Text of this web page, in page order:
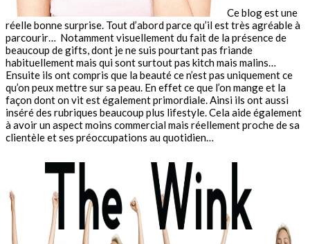
Ce blog est une
réelle bonne surprise. Tout d’abord parce qu’il est très agréable à
parcourir… Notamment visuellement du fait de la présence de
beaucoup de gifts, dont je ne suis pourtant pas friande
habituellement mais qui sont surtout pas kitch mais malins…
Ensuite ils ont compris que la beauté ce n’est pas uniquement ce
qu’on peux mettre sur sa peau. En effet ce que l’on mange et la
façon dont on vit est également primordiale. Ainsi ils ont aussi
inséré des rubriques beaucoup plus lifestyle. Cela aide également
à avoir un aspect moins commercial mais réellement proche de sa
clientèle et ses préoccupations au quotidien…